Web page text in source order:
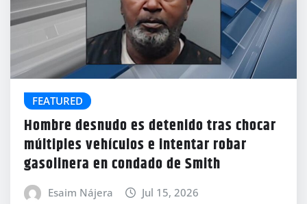
FEATURED
Hombre desnudo es detenido tras chocar
múltiples vehículos e intentar robar
gasolinera en condado de Smith
Esaim Nájera Jul 15, 2026